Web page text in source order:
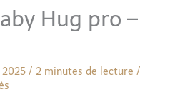
Hug pro –
/ 2 minutes de lecture /